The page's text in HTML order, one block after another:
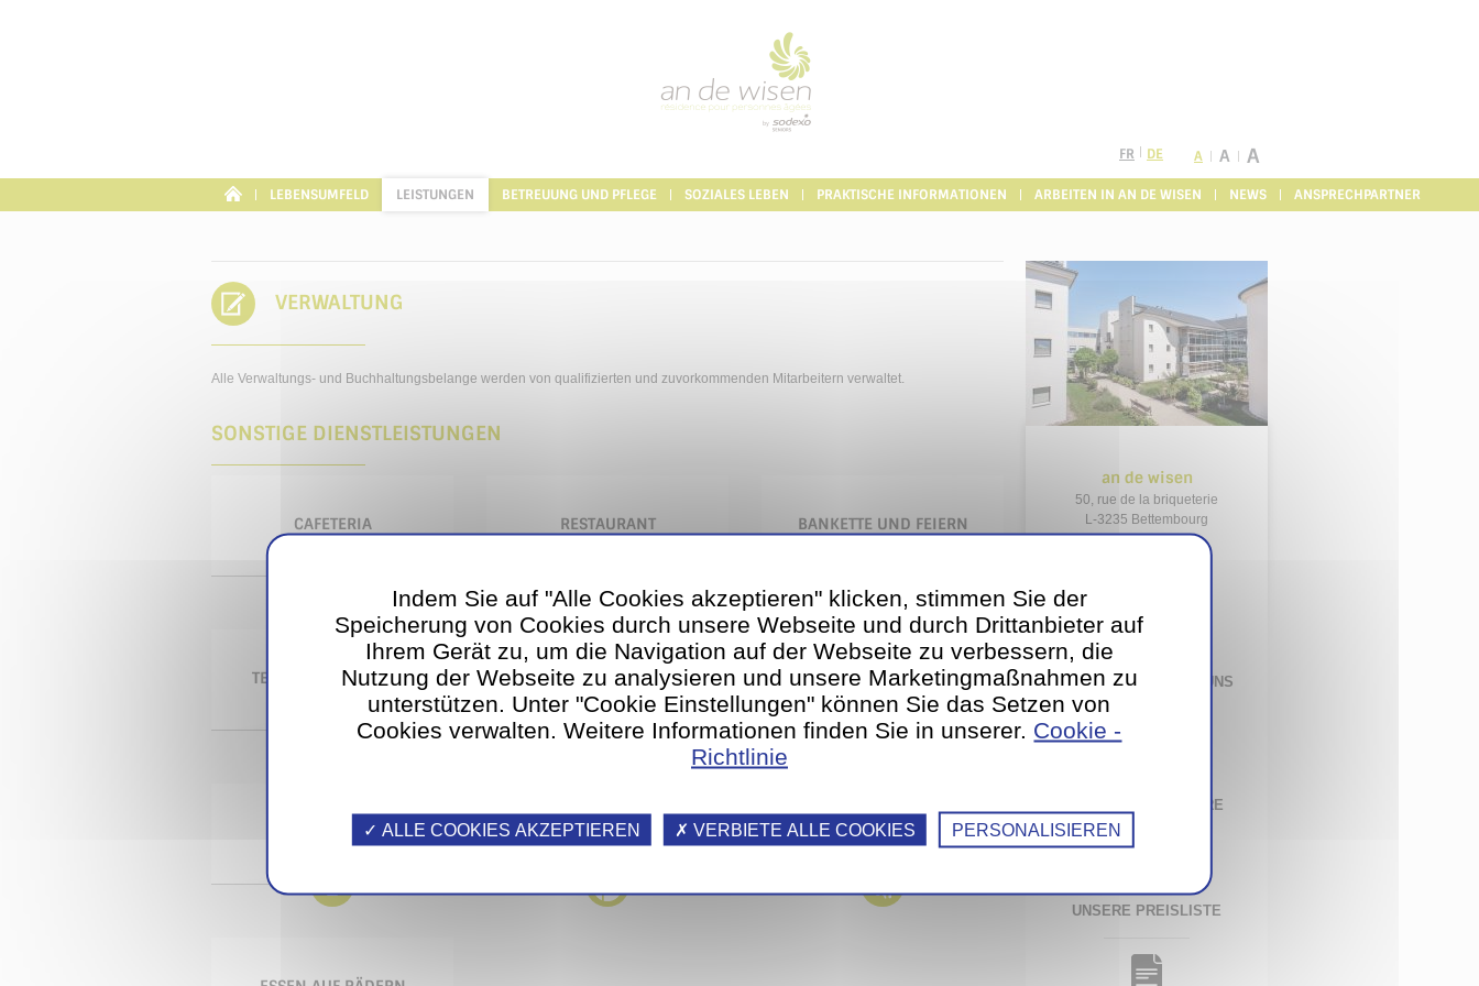
FR DE
LEBENSUMFELD LEISTUNGEN BETREUUNG UND PFLEGE SOZIALES LEBEN PRAKTISCHE INFORMATIONEN ARBEITEN IN AN DE WISEN NEWS ANSPRECHPARTNER
A A A
VERWALTUNG
Alle Verwaltungs- und Buchhaltungsbelange werden von qualifizierten und zuvorkommenden Mitarbeitern verwaltet.
SONSTIGE DIENSTLEISTUNGEN
CAFETERIA RESTAURANT BANKETTE UND FEIERN
TECHNISCHER DIENST WÄSCHEREI REINIGUNG
EMPFANG SOZIALDIENST FRISEUR UND PEDIKÜRE
an de wisen
50, rue de la briqueterie
L-3235 Bettembourg
KONTAKTIEREN SIE UNS
PER E-MAIL
UNSERE BROSCHÜRE
UNSERE PREISLISTE
Indem Sie auf "Alle Cookies akzeptieren" klicken, stimmen Sie der
Speicherung von Cookies durch unsere Webseite und durch Drittanbieter auf
Ihrem Gerät zu, um die Navigation auf der Webseite zu verbessern, die
Nutzung der Webseite zu analysieren und unsere Marketingmaßnahmen zu
unterstützen. Unter "Cookie Einstellungen" können Sie das Setzen von
Cookies verwalten. Weitere Informationen finden Sie in unserer. Cookie -
Richtlinie
ALLE COOKIES AKZEPTIEREN VERBIETE ALLE COOKIES PERSONALISIEREN